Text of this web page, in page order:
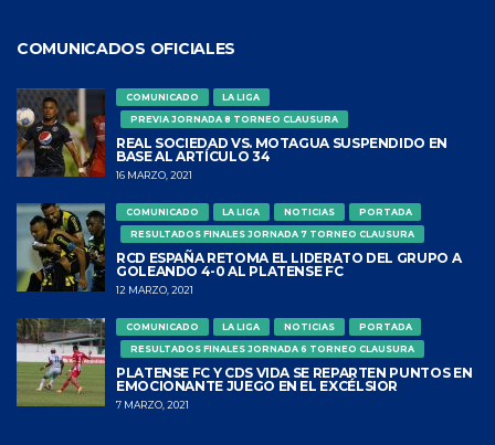
COMUNICADOS OFICIALES
COMUNICADO
LA LIGA
PREVIA JORNADA 8 TORNEO CLAUSURA
REAL SOCIEDAD VS. MOTAGUA SUSPENDIDO EN
BASE AL ARTÍCULO 34
16 MARZO, 2021
COMUNICADO LA LIGA NOTICIAS
PORTADA
RESULTADOS FINALES JORNADA 7 TORNEO CLAUSURA
RCD ESPAÑA RETOMA EL LIDERATO DEL GRUPO A
GOLEANDO 4-0 AL PLATENSE FC
12 MARZO, 2021
COMUNICADO LA LIGA NOTICIAS
PORTADA
RESULTADOS FINALES JORNADA 6 TORNEO CLAUSURA
PLATENSE FC Y CDS VIDA SE REPARTEN PUNTOS EN
EMOCIONANTE JUEGO EN EL EXCÉLSIOR
7 MARZO, 2021